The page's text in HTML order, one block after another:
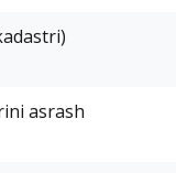
asrash